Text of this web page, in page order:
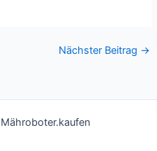
Nächster Beitrag →